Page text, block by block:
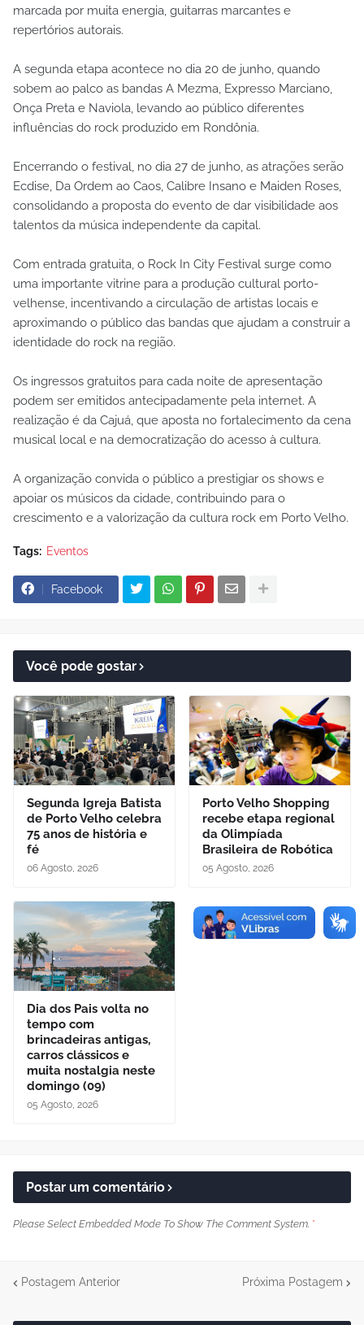
marcada por muita energia, guitarras marcantes e
repertórios autorais.
A segunda etapa acontece no dia 20 de junho, quando
sobem ao palco as bandas A Mezma, Expresso Marciano,
Onça Preta e Naviola, levando ao público diferentes
influências do rock produzido em Rondônia.
Encerrando o festival, no dia 27 de junho, as atrações serão
Ecdise, Da Ordem ao Caos, Calibre Insano e Maiden Roses,
consolidando a proposta do evento de dar visibilidade aos
talentos da música independente da capital.
Com entrada gratuita, o Rock In City Festival surge como
uma importante vitrine para a produção cultural porto-
velhense, incentivando a circulação de artistas locais e
aproximando o público das bandas que ajudam a construir a
identidade do rock na região.
Os ingressos gratuitos para cada noite de apresentação
podem ser emitidos antecipadamente pela internet. A
realização é da Cajuá, que aposta no fortalecimento da cena
musical local e na democratização do acesso à cultura.
A organização convida o público a prestigiar os shows e
apoiar os músicos da cidade, contribuindo para o
crescimento e a valorização da cultura rock em Porto Velho.
Tags: Eventos
Facebook
Você pode gostar
Segunda Igreja Batista
de Porto Velho celebra
75 anos de história e
fé
06 Agosto, 2026
Porto Velho Shopping
recebe etapa regional
da Olimpíada
Brasileira de Robótica
05 Agosto, 2026
Dia dos Pais volta no
tempo com
brincadeiras antigas,
carros clássicos e
muita nostalgia neste
domingo (09)
05 Agosto, 2026
Postar um comentário
Please Select Embedded Mode To Show The Comment System. *
Postagem Anterior Próxima Postagem